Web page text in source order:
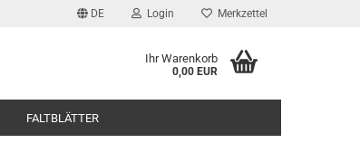
DE Login Merkzettel
Ihr Warenkorb
0,00 EUR
FALTBLÄTTER